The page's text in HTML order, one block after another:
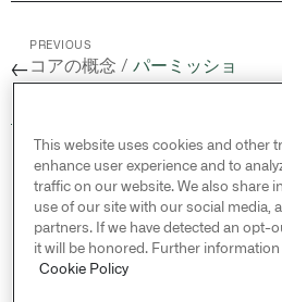
←
PREVIOUS
コアの概念 / パーミッショ
© 2026 Palantir Technologies
reserved.
Cookies Statement ↗
Privacy Statement ↗
Terms of Use ↗
This website uses cookies and other
enhance user experience and to
traffic on our website. We also share
use of our site with our social media,
partners. If we have detected an opt-
it will be honored. Further information
Cookie Policy